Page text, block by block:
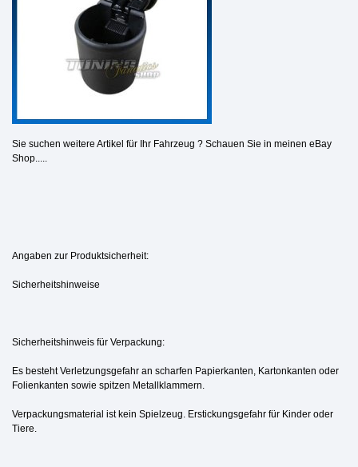
Sie suchen weitere Artikel für Ihr Fahrzeug ? Schauen Sie in meinen eBay
Shop.....
Angaben zur Produktsicherheit:
Sicherheitshinweise
Sicherheitshinweis für Verpackung:
Es besteht Verletzungsgefahr an scharfen Papierkanten, Kartonkanten oder
Folienkanten sowie spitzen Metallklammern.
Verpackungsmaterial ist kein Spielzeug. Erstickungsgefahr für Kinder oder
Tiere.